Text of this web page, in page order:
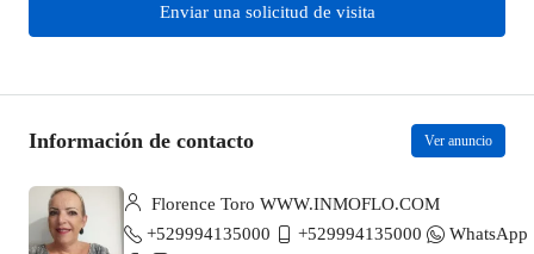
Enviar una solicitud de visita
Información de contacto Ver anuncio
Florence Toro WWW.INMOFLO.COM
+529994135000
+529994135000 WhatsApp